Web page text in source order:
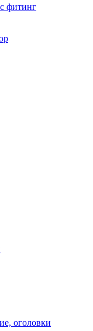
фитинг
оголовки